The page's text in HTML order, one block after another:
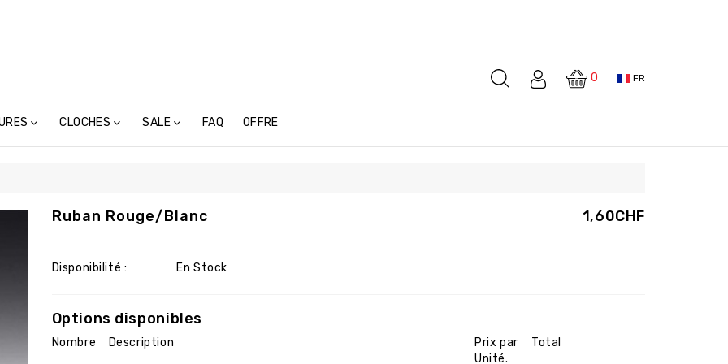
0 FR
CLOCHES SALE FAQ OFFRE
1,60CHF
Ruban Rouge/blanc
Disponibilité : En Stock
Options disponibles
Nombre Description
Prix par
Unité.
Total